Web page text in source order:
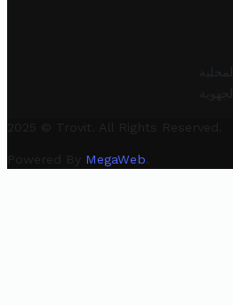
2025 © Trovit. All Rights Reserved.
Powered By MegaWeb